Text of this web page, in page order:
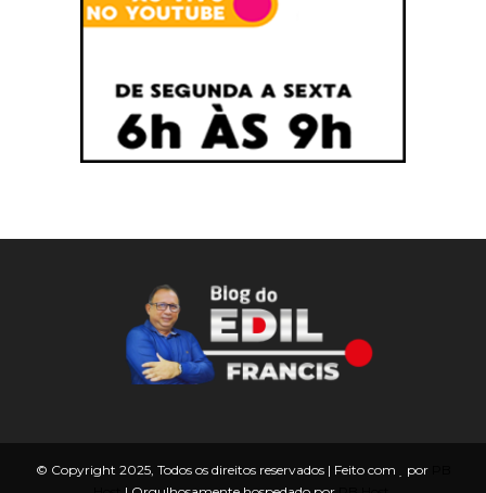
© Copyright 2025, Todos os direitos reservados | Feito com por